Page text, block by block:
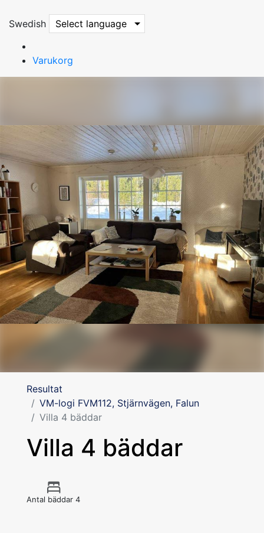
Swedish Select language
Varukorg
Resultat
VM-logi FVM112, Stjärnvägen, Falun
Villa 4 bäddar
Villa 4 bäddar
Antal bäddar 4